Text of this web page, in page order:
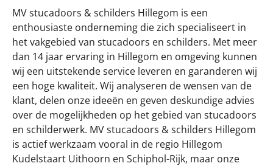
MV stucadoors & schilders Hillegom is een
enthousiaste onderneming die zich specialiseert in
het vakgebied van stucadoors en schilders. Met meer
dan 14 jaar ervaring in Hillegom en omgeving kunnen
wij een uitstekende service leveren en garanderen wij
een hoge kwaliteit. Wij analyseren de wensen van de
klant, delen onze ideeën en geven deskundige advies
over de mogelijkheden op het gebied van stucadoors
en schilderwerk. MV stucadoors & schilders Hillegom
is actief werkzaam vooral in de regio Hillegom
Kudelstaart Uithoorn en Schiphol-Rijk, maar onze